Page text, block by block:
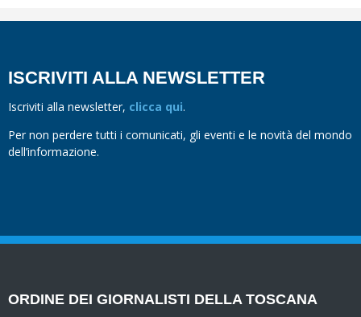
ISCRIVITI ALLA NEWSLETTER
Iscriviti alla newsletter, clicca qui.
Per non perdere tutti i comunicati, gli eventi e le novità del mondo
dell’informazione.
ORDINE DEI GIORNALISTI DELLA TOSCANA